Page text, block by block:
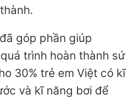
góp phần giúp
trình hoàn thành sứ
30% trẻ em Việt có kĩ
và kĩ năng bơi để